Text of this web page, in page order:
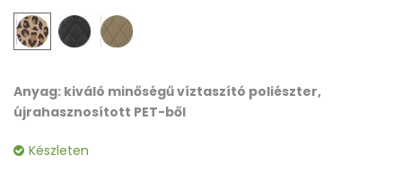
Anyag: kiváló minőségű víztaszító poliészter,
újrahasznosított PET-ből
Készleten